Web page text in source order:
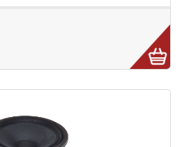
Et Stock B
Notre Stock B